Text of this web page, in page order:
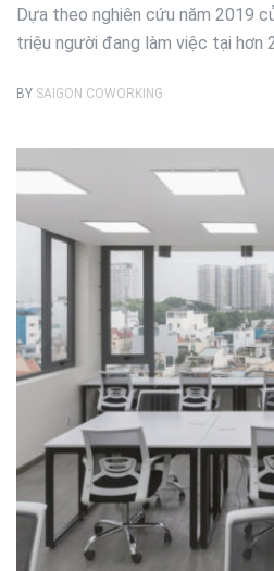
Dựa theo nghiên cứu năm 2019
triệu người đang làm việc tại hơn
BY SAIGON COWORKING